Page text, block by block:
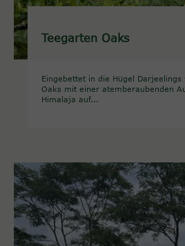
Teegarten Oaks
Eingebettet in die Hügel
Oaks mit einer atemberaubenden
Himalaja auf...